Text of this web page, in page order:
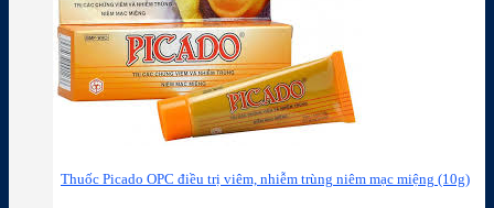
Thuốc Picado OPC điều trị viêm, nhiễm trùng niêm mạc miệng (10g)